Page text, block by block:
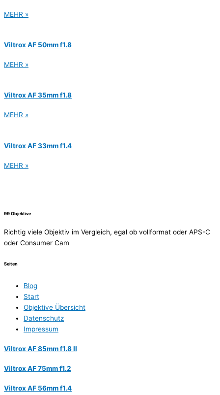
MEHR »
Viltrox AF 50mm f1.8
MEHR »
Viltrox AF 35mm f1.8
MEHR »
Viltrox AF 33mm f1.4
MEHR »
99 Objektive
Richtig viele Objektiv im Vergleich, egal ob vollformat oder APS-C
oder Consumer Cam
Seiten
Blog
Start
Objektive Übersicht
Datenschutz
Impressum
Viltrox AF 85mm f1.8 II
Viltrox AF 75mm f1.2
Viltrox AF 56mm f1.4